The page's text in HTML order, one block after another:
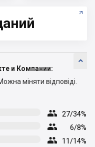

и Компании:
міняти відповіді.
 27/34%
 6/8%
 11/14%